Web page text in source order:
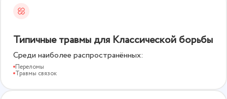
Типичные травмы для Классической борьбы
Среди наиболее распространённых:
Переломы
Травмы связок